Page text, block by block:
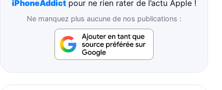
iPhoneAddict pour ne rien rater de l’actu Apple !
Ne manquez plus aucune de nos publications :